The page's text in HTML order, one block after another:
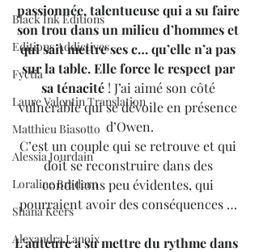
Black Ink Editions
Editions Addictives
Fyctia
Laure Valentin Translation
Matthieu Biasotto
Alessia Jourdain
Loraline Bradern
Shana Keers
Alexandra Lanoix
passionnée, talentueuse qui a su faire
son trou dans un milieu d’hommes et
qui sait mettre ses c… qu’elle n’a pas
sur la table. Elle force le respect par
sa ténacité ! J’ai aimé son côté
vulnérable qui se dévoile en présence
d’Owen.
C’est un couple qui se retrouve et qui
doit se reconstruire dans des
conditions peu évidentes, qui
pourraient avoir des conséquences …
L’auteure a su mettre du rythme dans